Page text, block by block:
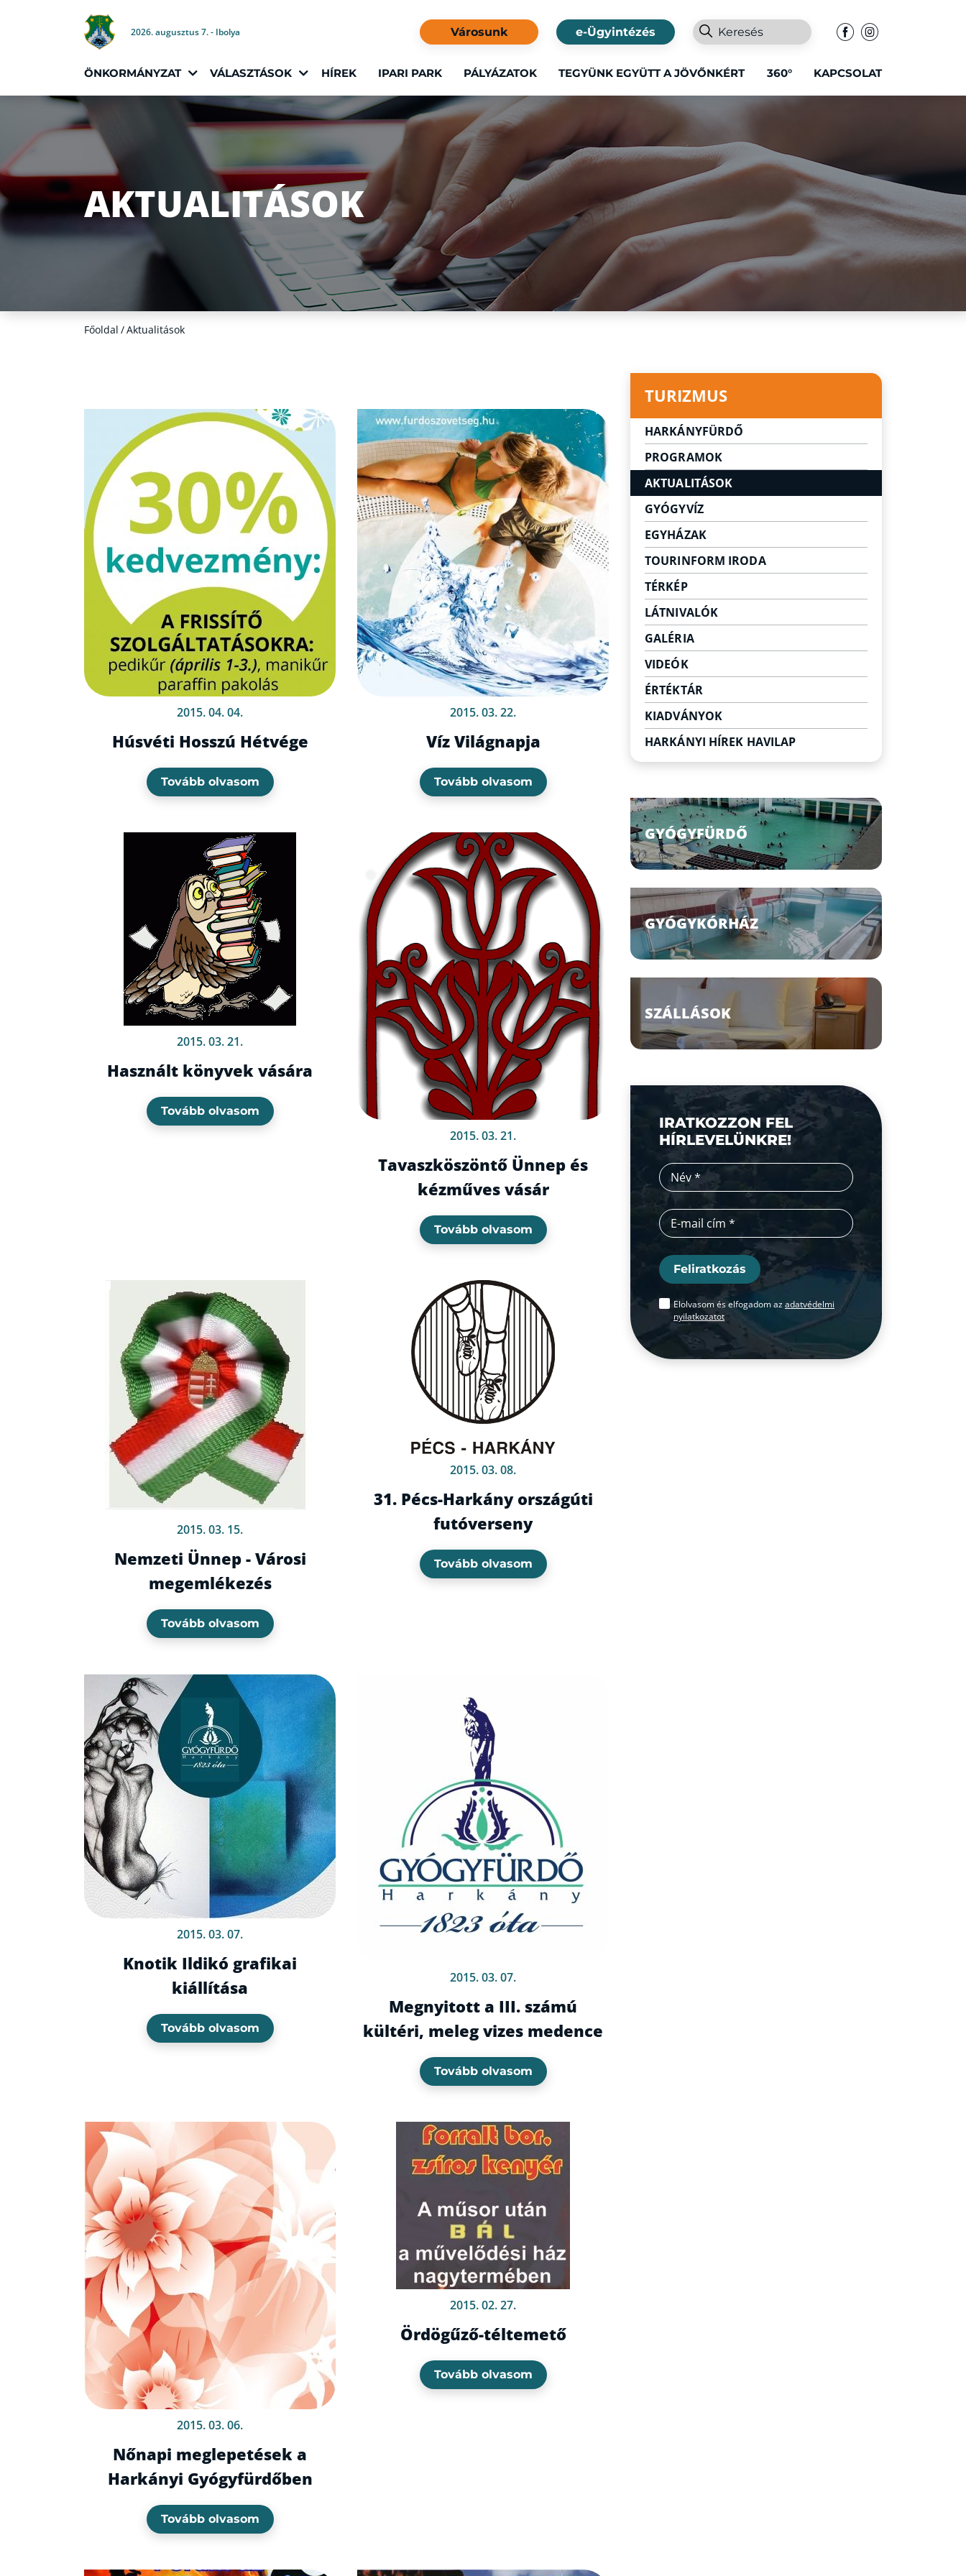
2026. augusztus 7. - Ibolya Városunk e-Ügyintézés
ÖNKORMÁNYZAT VÁLASZTÁSOK HÍREK IPARI PARK PÁLYÁZATOK TEGYÜNK EGYÜTT A JÖVŐNKÉRT 360° KAPCSOLAT
AKTUALITÁSOK
Főoldal /Aktualitások
2015. 04. 04.
Húsvéti Hosszú Hétvége
Tovább olvasom
2015. 03. 22.
Víz Világnapja
Tovább olvasom
2015. 03. 21.
Használt könyvek vására
Tovább olvasom
2015. 03. 21.
Tavaszköszöntő Ünnep és
kézműves vásár
Tovább olvasom
2015. 03. 15.
Nemzeti Ünnep - Városi
megemlékezés
Tovább olvasom
2015. 03. 08.
31. Pécs-Harkány országúti
futóverseny
Tovább olvasom
2015. 03. 07.
Knotik Ildikó grafikai
kiállítása
Tovább olvasom
2015. 03. 07.
Megnyitott a III. számú
kültéri, meleg vizes medence
Tovább olvasom
2015. 03. 06.
Nőnapi meglepetések a
Harkányi Gyógyfürdőben
Tovább olvasom
2015. 02. 27.
Ördögűző-téltemető
Tovább olvasom
TURIZMUS
HARKÁNYFÜRDŐ
Városunk
Gyógyvizünk legendája
PROGRAMOK
AKTUALITÁSOK
GYÓGYVÍZ
EGYHÁZAK
TOURINFORM IRODA
TÉRKÉP
LÁTNIVALÓK
Látnivalók Harkányban
Egyéb szabadidő eltöltési
lehetőségek
GALÉRIA
VIDEÓK
ÉRTÉKTÁR
KIADVÁNYOK
HARKÁNYI HÍREK HAVILAP
GYÓGYFÜRDŐ
GYÓGYKÓRHÁZ
SZÁLLÁSOK
IRATKOZZON FEL
HÍRLEVELÜNKRE!
Feliratkozás
Elolvasom és elfogadom azadatvédelmi
nyilatkozatot